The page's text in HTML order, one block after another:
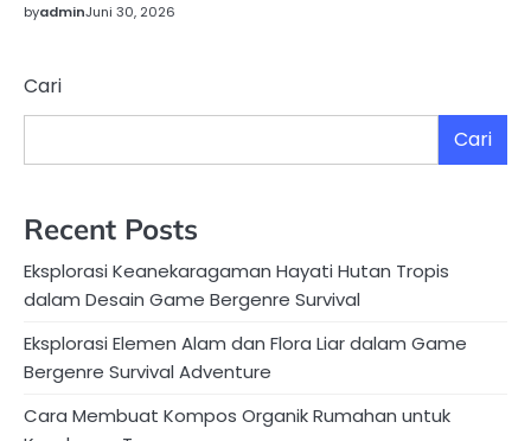
byadminJuni 30, 2026
Cari
Cari
Recent Posts
Eksplorasi Keanekaragaman Hayati Hutan Tropis
dalam Desain Game Bergenre Survival
Eksplorasi Elemen Alam dan Flora Liar dalam Game
Bergenre Survival Adventure
Cara Membuat Kompos Organik Rumahan untuk